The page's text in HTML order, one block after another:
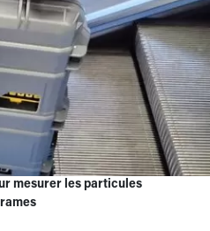
mesurer les particules